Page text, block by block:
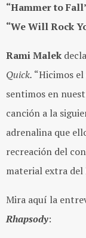
“Hammer to
“We Will Rock
Rami Malek
Quick. “Hicimos
sentimos en
canción a la
adrenalina que
recreación del
material extra del
Mira aquí la
Rhapsody: